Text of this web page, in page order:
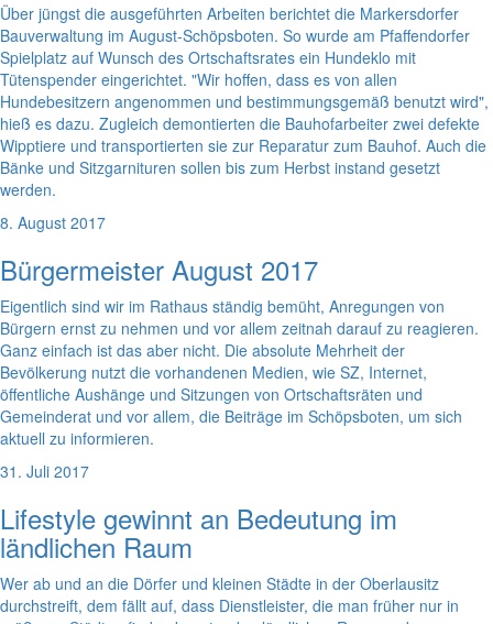
Über jüngst die ausgeführten Arbeiten berichtet die Markersdorfer
Bauverwaltung im August-Schöpsboten. So wurde am Pfaffendorfer
Spielplatz auf Wunsch des Ortschaftsrates ein Hundeklo mit
Tütenspender eingerichtet. "Wir hoffen, dass es von allen
Hundebesitzern angenommen und bestimmungsgemäß benutzt wird",
hieß es dazu. Zugleich demontierten die Bauhofarbeiter zwei defekte
Wipptiere und transportierten sie zur Reparatur zum Bauhof. Auch die
Bänke und Sitzgarnituren sollen bis zum Herbst instand gesetzt
werden.
8. August 2017
Bürgermeister August 2017
Eigentlich sind wir im Rathaus ständig bemüht, Anregungen von
Bürgern ernst zu nehmen und vor allem zeitnah darauf zu reagieren.
Ganz einfach ist das aber nicht. Die absolute Mehrheit der
Bevölkerung nutzt die vorhandenen Medien, wie SZ, Internet,
öffentliche Aushänge und Sitzungen von Ortschaftsräten und
Gemeinderat und vor allem, die Beiträge im Schöpsboten, um sich
aktuell zu informieren.
31. Juli 2017
Lifestyle gewinnt an Bedeutung im
ländlichen Raum
Wer ab und an die Dörfer und kleinen Städte in der Oberlausitz
durchstreift, dem fällt auf, dass Dienstleister, die man früher nur in